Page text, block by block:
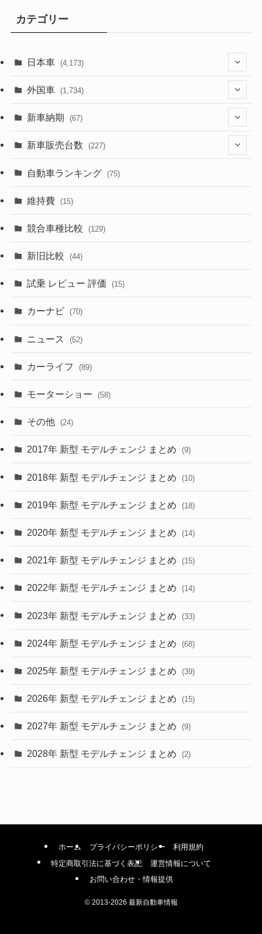
カテゴリー
日本車 (4,173)
(1,321)
(329)
(526)
(357)
(328)
(253)
外国車 (1,734)
(242)
(85)
(84)
(50)
(43)
(6)
(9)
(30)
(27)
(58)
(28)
(27)
(26)
(10)
(35)
(10)
(9)
(22)
(4)
(9)
(4)
(1)
新車納期 (67)
(28)
(8)
(3)
(3)
新車販売台数 (227)
(21)
(5)
(7)
自動車ランキング (75)
維持費 (15)
競合車種比較 (129)
新旧比較 (44)
試乗 レビュー 評価 (15)
カーナビ (70)
ニュース (52)
カーライフ (89)
モーターショー (58)
その他 (24)
2017年 新型 モデルチェンジ まとめ (9)
2018年 新型 モデルチェンジ まとめ (10)
2019年 新型 モデルチェンジ まとめ (18)
2020年 新型 モデルチェンジ まとめ (14)
2021年 新型 モデルチェンジ まとめ (15)
2022年 新型 モデルチェンジ まとめ (14)
2023年 新型 モデルチェンジ まとめ (33)
2024年 新型 モデルチェンジ まとめ (68)
2025年 新型 モデルチェンジ まとめ (39)
2026年 新型 モデルチェンジ まとめ (15)
2027年 新型 モデルチェンジ まとめ (9)
2028年 新型 モデルチェンジ まとめ (2)
ホーム プライバシーポリシー
利用規約
特定商取引法に基づく表記
運営情報について
お問い合わせ・情報提供
©2013-2026 最新自動車情報